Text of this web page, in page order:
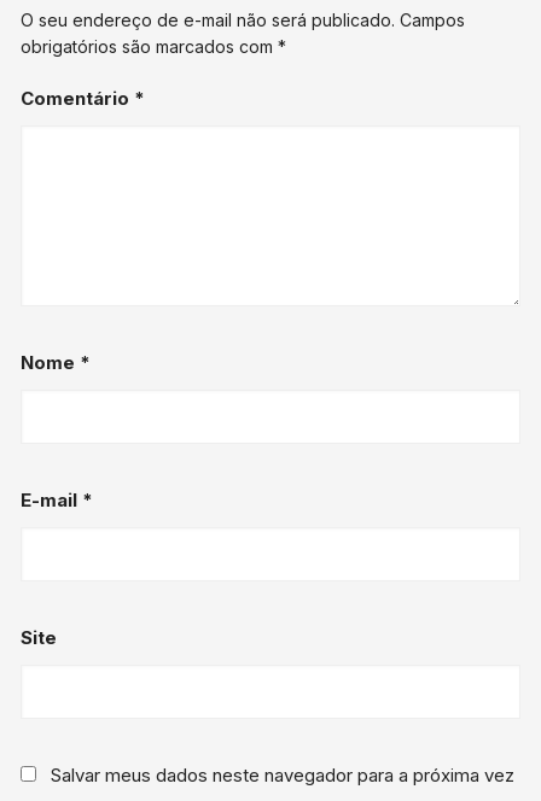
O seu endereço de e-mail não será publicado. Campos
obrigatórios são marcados com*
Comentário *
Nome *
E-mail *
Site
Salvar meus dados neste navegador para a próxima vez